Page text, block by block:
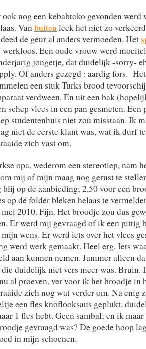
ook nog een kebabtoko gevonden werd
Vanbuitenleek het niet zo
de geur al anders vermoeden. Het
werkloos. Een oude vrouw werd
jongetje, dat duidelijk -sorry-
Of anders gezegd : aardig fors.
een stuk Turks brood
verdween. En uit een bak
schep vlees in een pan gesmeten.
studentenhuis niet zou misstaan. Ik
niet de eerste klant was, wat ik durf
zich vast om.
opa, wederom een stereotiep, nam
mij of mijn maag nog gerust te
blij op de aanbieding; 2,50 voor een
op de folder bleken helaas te
2010. Fijn. Het broodje zou dus
Er werd mij gevraagd of ik een pittig
wens. Er werd iets over het vlees
werd werk gemaakt. Heel erg. Iets
aan kunnen nemen. Jammer alleen
duidelijk niet vers meer was. Bruin.
al proeven, ver voor ik het broodje in
zich nog wat verder om. Na enig
een fles knoflooksaus geplukt,
1 fles hebt. Geen sambal; en ik
gevraagd was? De goede hoop
in mijn schoenen.